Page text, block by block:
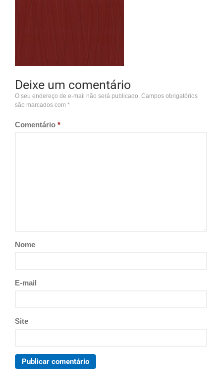
Deixe um comentário
O seu endereço de e-mail não será publicado. Campos obrigatórios
são marcados com *
Comentário *
Nome
E-mail
Site